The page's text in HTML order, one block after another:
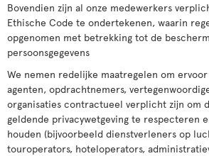
Bovendien zijn al onze medewerkers
Ethische Code te ondertekenen, waarin
opgenomen met betrekking tot de
persoonsgegevens
We nemen redelijke maatregelen om
agenten, opdrachtnemers,
organisaties contractueel verplicht zijn om
geldende privacywetgeving te respecteren
houden (bijvoorbeeld dienstverleners op
touroperators, hoteloperators,